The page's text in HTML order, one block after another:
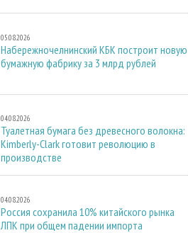
05.08.2026
Набережночелнинский КБК построит новую
бумажную фабрику за 3 млрд рублей
04.08.2026
Туалетная бумага без древесного волокна:
Kimberly-Clark готовит революцию в
производстве
04.08.2026
Россия сохранила 10% китайского рынка
ЛПК при общем падении импорта